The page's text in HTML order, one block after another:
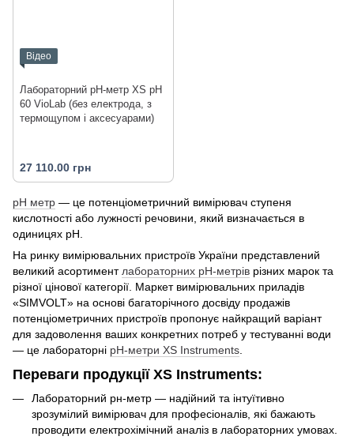
Відео
Лабораторний pH-метр XS pH
60 VioLab (без електрода, з
термощупом і аксесуарами)
27 110.00 грн
рН метр — це потенціометричний вимірювач ступеня
кислотності або лужності речовини, який визначається в
одиницях рН.
На ринку вимірювальних пристроїв України представлений
великий асортимент лабораторних рН-метрів різних марок та
різної цінової категорії. Маркет вимірювальних приладів
«SIMVOLT» на основі багаторічного досвіду продажів
потенціометричних пристроїв пропонує найкращий варіант
для задоволення ваших конкретних потреб у тестуванні води
— це лабораторні рН-метри XS Instruments
Переваги продукції XS Instruments:
Лабораторний рн-метр — надійний та інтуїтивно
зрозумілий вимірювач для професіоналів, які бажають
проводити електрохімічний аналіз в лабораторних умовах.